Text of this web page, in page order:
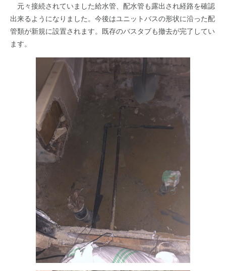
元々接続されていました給水管、配水管も露出され経路を確認
出来るようになりました。今後はユニットバスの形状に沿った配
管類が新規に設置されます。既存のバスタブも撤去が完了してい
ます。